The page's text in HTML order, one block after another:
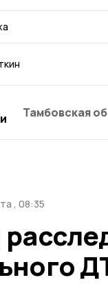
Тамбовская
, 08:35